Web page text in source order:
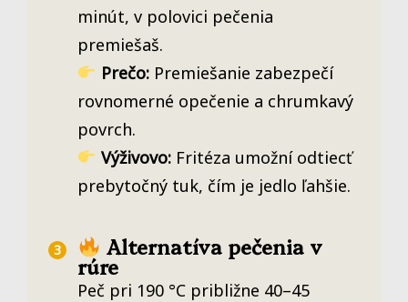
minút, v polovici pečenia
premiešaš.
Prečo:Premiešanie zabezpečí
rovnomerné opečenie a chrumkavý
povrch.
Výživovo:Fritéza umožní odtiecť
prebytočný tuk, čím je jedlo ľahšie.
Alternatíva pečenia v
rúre
Peč pri 190 °C približne 40–45